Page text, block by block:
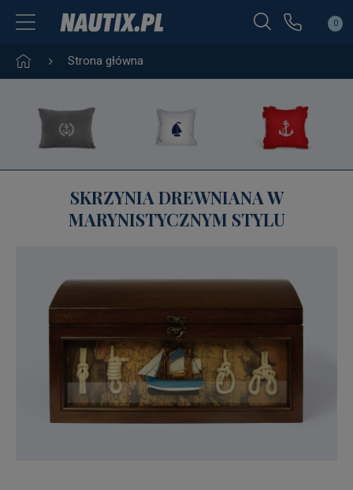
0
Strona główna
SKRZYNIA DREWNIANA W
MARYNISTYCZNYM STYLU